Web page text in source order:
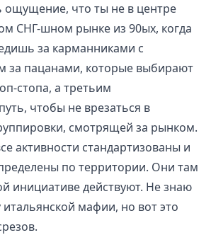
что ты не в центре
СНГ-шном рынке из 90ых, когда
за карманниками с
за пацанами, которые выбирают
стопа, а третьим
чтобы не врезаться в
смотрящей за рынком.
активности стандартизованы и
по территории. Они там
инициативе действуют. Не знаю
итальянской мафии, но вот это